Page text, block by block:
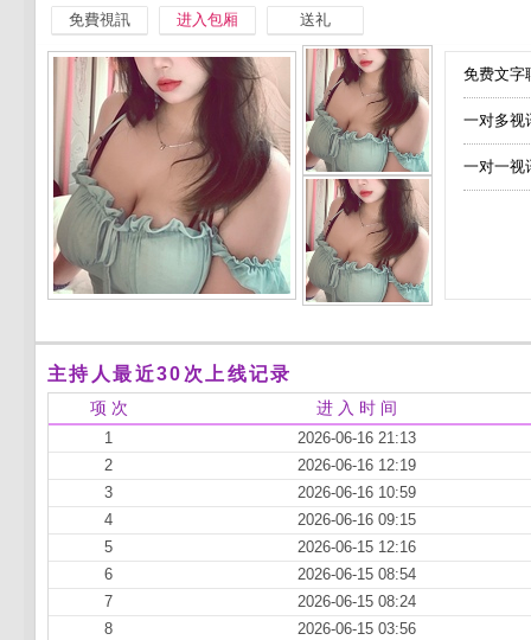
免費視訊 进入包厢 送礼
免费文
一对多
一对一
主持人最近30次上线记录
项 次 进 入 时 间
1
2026-06-16 21:13
2
2026-06-16 12:19
3
2026-06-16 10:59
4
2026-06-16 09:15
5
2026-06-15 12:16
6
2026-06-15 08:54
7
2026-06-15 08:24
8
2026-06-15 03:56